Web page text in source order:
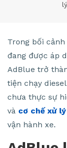
Trong bối
đang được áp
AdBlue trở
tiện chạy
chưa thực sự
và cơ chế xử lý
vận hành xe.